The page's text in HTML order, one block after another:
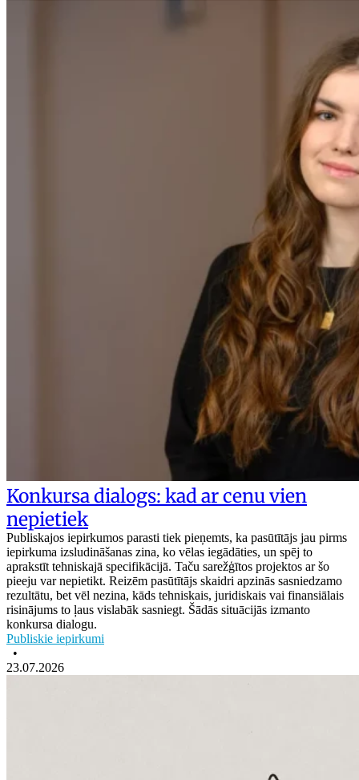
Konkursa dialogs: kad ar cenu vien
nepietiek
Publiskajos iepirkumos parasti tiek pieņemts, ka pasūtītājs jau pirms
iepirkuma izsludināšanas zina, ko vēlas iegādāties, un spēj to
aprakstīt tehniskajā specifikācijā. Taču sarežģītos projektos ar šo
pieeju var nepietikt. Reizēm pasūtītājs skaidri apzinās sasniedzamo
rezultātu, bet vēl nezina, kāds tehniskais, juridiskais vai finansiālais
risinājums to ļaus vislabāk sasniegt. Šādās situācijās izmanto
konkursa dialogu.
Publiskie iepirkumi
•
23.07.2026